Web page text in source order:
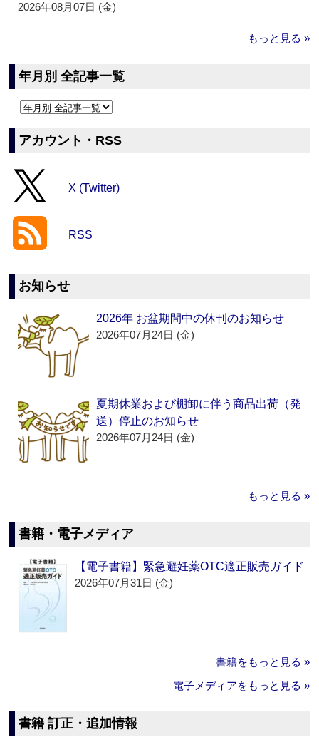
2026年08月07日 (金)
もっと見る »
年月別 全記事一覧
アカウント・RSS
X (Twitter)
RSS
お知らせ
2026年 お盆期間中の休刊のお知らせ
2026年07月24日 (金)
夏期休業および棚卸に伴う商品出荷（発
送）停止のお知らせ
2026年07月24日 (金)
もっと見る »
書籍・電子メディア
【電子書籍】緊急避妊薬OTC適正販売ガイド
2026年07月31日 (金)
書籍をもっと見る »
電子メディアをもっと見る »
書籍 訂正・追加情報